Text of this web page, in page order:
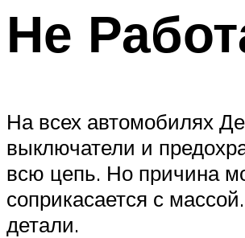
Не
На всех автомобилях
выключатели и
всю цепь. Но причина
соприкасается с
детали.